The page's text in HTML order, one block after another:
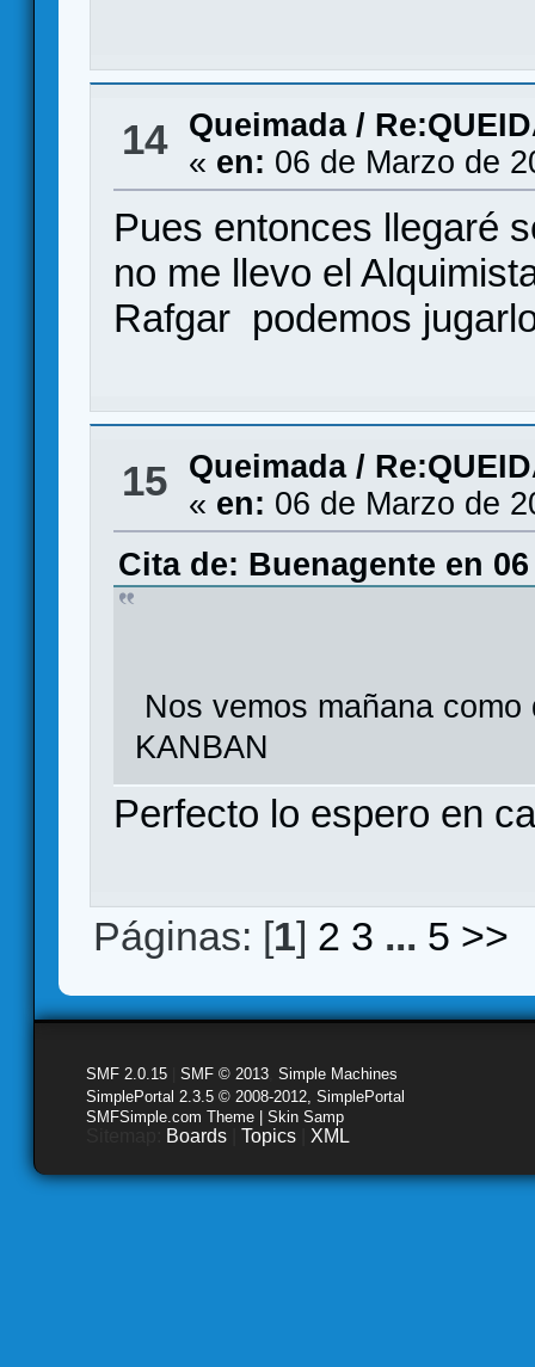
14 Queimada/
« en: 06 de Marzo de
Pues entonces llegaré
no me llevo el
Rafgar podemos
15 Queimada/
« en: 06 de Marzo de
Cita de: Buenagente en
Nos vemos mañana
KANBAN
Perfecto lo espero en
Páginas: [1] 2 3 ... 5 >>
SMF 2.0.15 SMF © 2013 Simple Machines
SimplePortal 2.3.5 © 2008-2012, SimplePortal
SMFSimple.com Theme | Skin Samp
Boards Topics XML